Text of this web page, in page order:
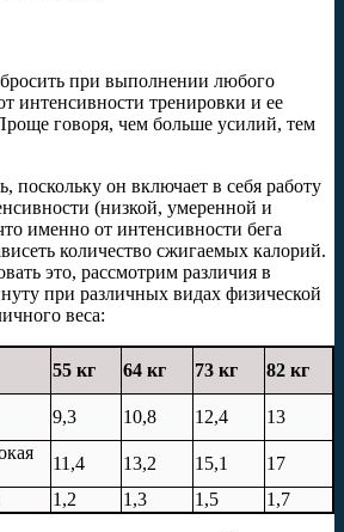
при выполнении любого
интенсивности тренировки и ее
говоря, чем больше усилий, тем
поскольку он включает в себя работу
(низкой, умеренной и
именно от интенсивности бега
количество сжигаемых калорий.
это, рассмотрим различия в
при различных видах физической
веса:
55 кг 64 кг 73 кг
82 кг
9,3 10,8 12,4
13
11,4 13,2 15,1
17
1,2 1,3 1,5 1,7